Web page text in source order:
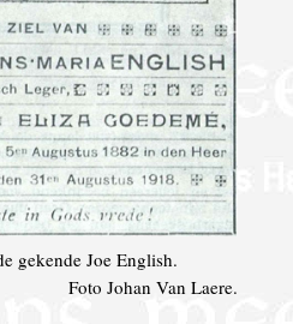
gekende Joe English.
Foto Johan Van Laere.